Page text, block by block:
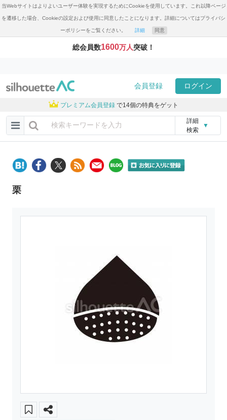
当Webサイトはよりよいユーザー体験を実現するためにCookieを使用しています。これ以降ページ
を遷移した場合、Cookieの設定および使用に同意したことになります。詳細についてはプライバシ
ーポリシーをご覧ください。 詳細 同意
総会員数1600万人突破！
会員登録 ログイン
プレミアム会員登録 で14個の特典をゲット
詳細
検索
▼
栗